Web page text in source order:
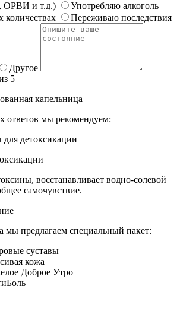
ОРВИ и т.д.)
Употребляю алкоголь
количествах
Переживаю последствия
Другое
5
капельница
ответов мы рекомендуем:
восстанавливает водно-солевой
самочувствие.
мы предлагаем специальный пакет:
суставы
кожа
Доброе Утро